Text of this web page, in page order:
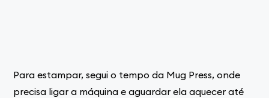
Para estampar, segui o tempo da Mug Press, onde
precisa ligar a máquina e aguardar ela aquecer até